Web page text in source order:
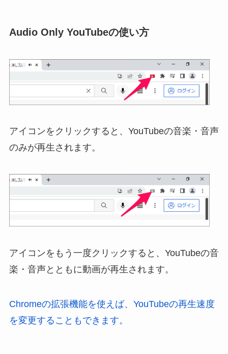
Audio Only YouTubeの使い方
アイコンをクリックすると、YouTubeの音楽・音声
のみが再生されます。
アイコンをもう一度クリックすると、YouTubeの音
楽・音声とともに動画が再生されます。
Chromeの拡張機能を使えば、YouTubeの再生速度
を変更することもできます。